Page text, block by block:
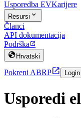
Usporedba EVKarijere
Resursi 
Članci
API dokumentacija
Podrška
 Hrvatski
Pokreni ABRP Login
Usporedi